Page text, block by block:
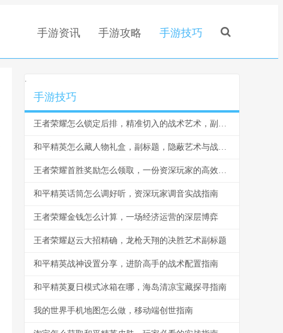
手游资讯 手游攻略 手游技巧
.
手游技巧
王者荣耀怎么锁定后排，精准切入的战术艺术，副标题，脆皮噩梦与团战胜负手
和平精英怎么藏人物礼盒，副标题，隐蔽艺术与战术博弈
王者荣耀首胜奖励怎么领取，一份资深玩家的高效指南，副标题，揭秘每日第一胜的隐藏技巧与深远意义
和平精英话筒怎么调好听，资深玩家调音实战指南
王者荣耀金钱怎么计算，一场经济运营的深层博弈
王者荣耀赵云大招精确，龙枪天翔的决胜艺术副标题
和平精英战神设置分享，进阶高手的战术配置指南
和平精英夏日模式冰箱在哪，海岛清凉宝藏探寻指南
我的世界手机地图怎么做，移动端创世指南